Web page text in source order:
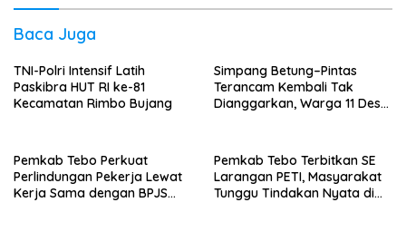
Baca Juga
TNI-Polri Intensif Latih
Paskibra HUT RI ke-81
Kecamatan Rimbo Bujang
Simpang Betung–Pintas
Terancam Kembali Tak
Dianggarkan, Warga 11 Desa
Pemkab Tebo Perkuat
Perlindungan Pekerja Lewat
Kerja Sama dengan BPJS
Pemkab Tebo Terbitkan SE
Larangan PETI, Masyarakat
Tunggu Tindakan Nyata di